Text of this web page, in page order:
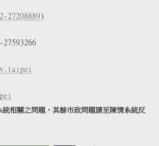
27208889)
27593266
相關之問題，其餘市政問題請至陳情系統反